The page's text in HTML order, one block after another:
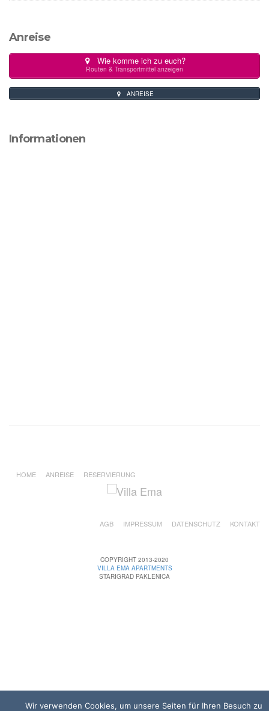
Anreise
Wie komme ich zu euch?
Routen & Transportmittel anzeigen
ANREISE
Informationen
HOME ANREISE RESERVIERUNG
AGB IMPRESSUM DATENSCHUTZ KONTAKT
COPYRIGHT 2013-2020
VILLA EMA APARTMENTS
STARIGRAD PAKLENICA
Wir verwenden Cookies, um unsere Seiten für Ihren Besuch zu